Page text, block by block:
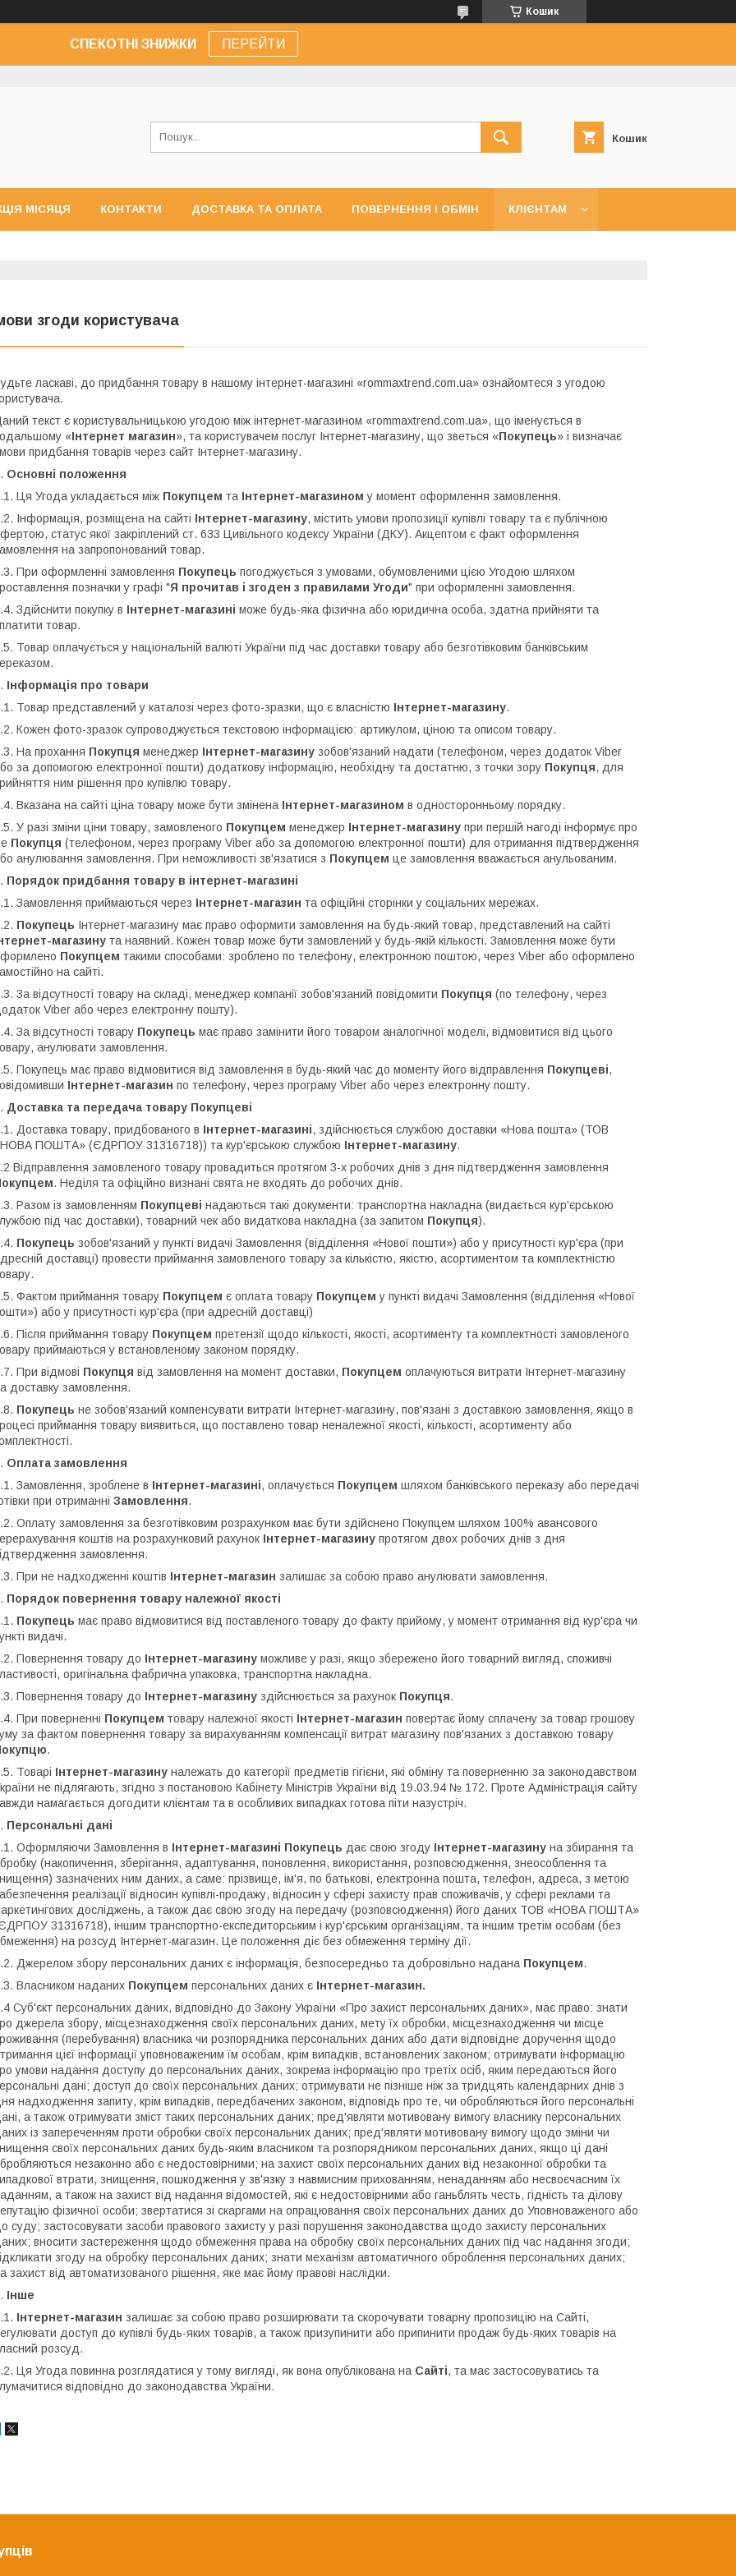
Кошик
СПЕКОТНІ ЗНИЖКИ ПЕРЕЙТИ
Кошик
МІСЯЦЯ КОНТАКТИ ДОСТАВКА ТА ОПЛАТА ПОВЕРНЕННЯ І ОБМІН КЛІЄНТАМ
згоди користувача
ласкаві, до придбання товару в нашому інтернет-магазині «rommaxtrend.com.ua» ознайомтеся з угодою
текст є користувальницькою угодою між інтернет-магазином «rommaxtrend.com.ua», що іменується в
«Інтернет магазин», та користувачем послуг Інтернет-магазину, що зветься «Покупець» і визначає
придбання товарів через сайт Інтернет-магазину.
Основні положення
Ця Угода укладається між Покупцем та Інтернет-магазином у момент оформлення замовлення.
Інформація, розміщена на сайті Інтернет-магазину, містить умови пропозиції купівлі товару та є публічною
статус якої закріплений ст. 633 Цивільного кодексу України (ДКУ). Акцептом є факт оформлення
на запропонований товар.
При оформленні замовлення Покупець погоджується з умовами, обумовленими цією Угодою шляхом
позначки у графі "Я прочитав і згоден з правилами Угоди" при оформленні замовлення.
Здійснити покупку в Інтернет-магазині може будь-яка фізична або юридична особа, здатна прийняти та
товар.
Товар оплачується у національній валюті України під час доставки товару або безготівковим банківським
Інформація про товари
Товар представлений у каталозі через фото-зразки, що є власністю Інтернет-магазину.
Кожен фото-зразок супроводжується текстовою інформацією: артикулом, ціною та описом товару.
На прохання Покупця менеджер Інтернет-магазину зобов'язаний надати (телефоном, через додаток Viber
за допомогою електронної пошти) додаткову інформацію, необхідну та достатню, з точки зору Покупця, для
ним рішення про купівлю товару.
Вказана на сайті ціна товару може бути змінена Інтернет-магазином в односторонньому порядку.
У разі зміни ціни товару, замовленого Покупцем менеджер Інтернет-магазину при першій нагоді інформує про
Покупця (телефоном, через програму Viber або за допомогою електронної пошти) для отримання підтвердження
анулювання замовлення. При неможливості зв'язатися з Покупцем це замовлення вважається анульованим.
Порядок придбання товару в інтернет-магазині
Замовлення приймаються через Інтернет-магазин та офіційні сторінки у соціальних мережах.
Покупець Інтернет-магазину має право оформити замовлення на будь-який товар, представлений на сайті
магазину та наявний. Кожен товар може бути замовлений у будь-якій кількості. Замовлення може бути
Покупцем такими способами: зроблено по телефону, електронною поштою, через Viber або оформлено
на сайті.
За відсутності товару на складі, менеджер компанії зобов'язаний повідомити Покупця (по телефону, через
Viber або через електронну пошту).
За відсутності товару Покупець має право замінити його товаром аналогічної моделі, відмовитися від цього
анулювати замовлення.
Покупець має право відмовитися від замовлення в будь-який час до моменту його відправлення Покупцеві,
Інтернет-магазин по телефону, через програму Viber або через електронну пошту.
Доставка та передача товару Покупцеві
Доставка товару, придбованого в Інтернет-магазині, здійснюється службою доставки «Нова пошта» (ТОВ
ПОШТА» (ЄДРПОУ 31316718)) та кур'єрською службою Інтернет-магазину.
Відправлення замовленого товару провадиться протягом 3-х робочих днів з дня підтвердження замовлення
. Неділя та офіційно визнані свята не входять до робочих днів.
Разом із замовленням Покупцеві надаються такі документи: транспортна накладна (видається кур'єрською
під час доставки), товарний чек або видаткова накладна (за запитом Покупця).
Покупець зобов'язаний у пункті видачі Замовлення (відділення «Нової пошти») або у присутності кур'єра (при
доставці) провести приймання замовленого товару за кількістю, якістю, асортиментом та комплектністю
Фактом приймання товару Покупцем є оплата товару Покупцему пункті видачі Замовлення (відділення «Нової
або у присутності кур'єра (при адресній доставці)
Після приймання товару Покупцем претензії щодо кількості, якості, асортименту та комплектності замовленого
приймаються у встановленому законом порядку.
При відмові Покупця від замовлення на момент доставки, Покупцем оплачуються витрати Інтернет-магазину
доставку замовлення.
Покупець не зобов'язаний компенсувати витрати Інтернет-магазину, пов'язані з доставкою замовлення, якщо в
приймання товару виявиться, що поставлено товар неналежної якості, кількості, асортименту або
Оплата замовлення
Замовлення, зроблене в Інтернет-магазині, оплачується Покупцем шляхом банківського переказу або передачі
при отриманні Замовлення.
Оплату замовлення за безготівковим розрахунком має бути здійснено Покупцем шляхом 100% авансового
коштів на розрахунковий рахунок Інтернет-магазину протягом двох робочих днів з дня
замовлення.
При не надходженні коштів Інтернет-магазин залишає за собою право анулювати замовлення.
Порядок повернення товару належної якості
Покупець має право відмовитися від поставленого товару до факту прийому, у момент отримання від кур'єра чи
видачі.
Повернення товару до Інтернет-магазину можливе у разі, якщо збережено його товарний вигляд, споживчі
оригінальна фабрична упаковка, транспортна накладна.
Повернення товару до Інтернет-магазину здійснюється за рахунок Покупця.
При поверненні Покупцем товару належної якості Інтернет-магазин повертає йому сплачену за товар грошову
за фактом повернення товару за вирахуванням компенсації витрат магазину пов'язаних з доставкою товару
.
Товарі Інтернет-магазину належать до категорії предметів гігієни, які обміну та поверненню за законодавством
не підлягають, згідно з постановою Кабінету Міністрів України від 19.03.94 № 172. Проте Адміністрація сайту
намагається догодити клієнтам та в особливих випадках готова піти назустріч.
Персональні дані
Оформляючи Замовлення в Інтернет-магазині Покупець дає свою згоду Інтернет-магазину на збирання та
(накопичення, зберігання, адаптування, поновлення, використання, розповсюдження, знеособлення та
зазначених ним даних, а саме: прізвище, ім'я, по батькові, електронна пошта, телефон, адреса, з метою
реалізації відносин купівлі-продажу, відносин у сфері захисту прав споживачів, у сфері реклами та
досліджень, а також дає свою згоду на передачу (розповсюдження) його даних ТОВ «НОВА ПОШТА»
31316718), іншим транспортно-експедиторським і кур'єрським організаціям, та іншим третім особам (без
на розсуд Інтернет-магазин. Це положення діє без обмеження терміну дії.
Джерелом збору персональних даних є інформація, безпосередньо та добровільно надана Покупцем.
Власником наданих Покупцем персональних даних є Інтернет-магазин.
Суб'єкт персональних даних, відповідно до Закону України «Про захист персональних даних», має право: знати
джерела збору, місцезнаходження своїх персональних даних, мету їх обробки, місцезнаходження чи місце
(перебування) власника чи розпорядника персональних даних або дати відповідне доручення щодо
цієї інформації уповноваженим їм особам, крім випадків, встановлених законом; отримувати інформацію
умови надання доступу до персональних даних, зокрема інформацію про третіх осіб, яким передаються його
дані; доступ до своїх персональних даних; отримувати не пізніше ніж за тридцять календарних днів з
надходження запиту, крім випадків, передбачених законом, відповідь про те, чи обробляються його персональні
а також отримувати зміст таких персональних даних; пред'являти мотивовану вимогу власнику персональних
із запереченням проти обробки своїх персональних даних; пред'являти мотивовану вимогу щодо зміни чи
своїх персональних даних будь-яким власником та розпорядником персональних даних, якщо ці дані
незаконно або є недостовірними; на захист своїх персональних даних від незаконної обробки та
втрати, знищення, пошкодження у зв'язку з навмисним прихованням, ненаданням або несвоєчасним їх
а також на захист від надання відомостей, які є недостовірними або ганьблять честь, гідність та ділову
фізичної особи; звертатися зі скаргами на опрацювання своїх персональних даних до Уповноваженого або
суду; застосовувати засоби правового захисту у разі порушення законодавства щодо захисту персональних
вносити застереження щодо обмеження права на обробку своїх персональних даних під час надання згоди;
згоду на обробку персональних даних; знати механізм автоматичного оброблення персональних даних;
захист від автоматизованого рішення, яке має йому правові наслідки.
Інше
Інтернет-магазин залишає за собою право розширювати та скорочувати товарну пропозицію на Сайті,
доступ до купівлі будь-яких товарів, а також призупинити або припинити продаж будь-яких товарів на
розсуд.
Ця Угода повинна розглядатися у тому вигляді, як вона опублікована на Сайті, та має застосовуватись та
відповідно до законодавства України.